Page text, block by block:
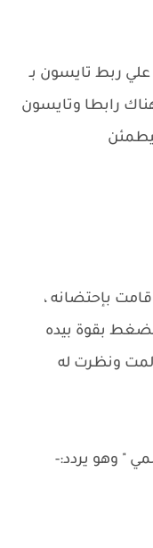
ربط تايسون بـ
رابطا وتايسون
بإحتضانه ،
بقوة بيده
ونظرت له
" وهو يردد:-